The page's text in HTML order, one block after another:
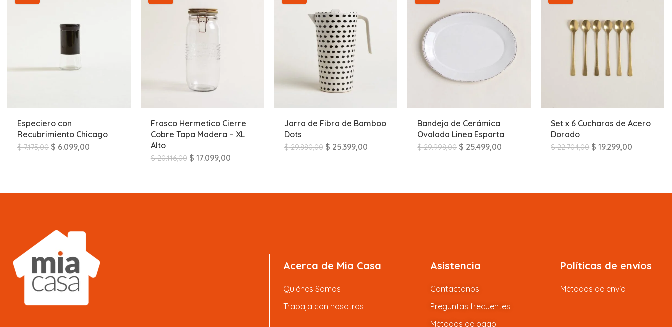
Especiero con
Recubrimiento Chicago
$7.175,00 $ 6.099,00
Frasco Hermetico Cierre
Cobre Tapa Madera – XL
Alto
$20.116,00 $ 17.099,00
Jarra de Fibra de Bamboo
Dots
$29.880,00 $ 25.399,00
Bandeja de Cerámica
Ovalada Linea Esparta
$29.998,00 $ 25.499,00
Set x 6 Cucharas de Acero
Dorado
$22.704,00 $ 19.299,00
Acerca de Mia Casa
Quiénes Somos
Trabaja con nosotros
Asistencia
Contactanos
Preguntas frecuentes
Métodos de pago
Políticas de envíos
Métodos de envío